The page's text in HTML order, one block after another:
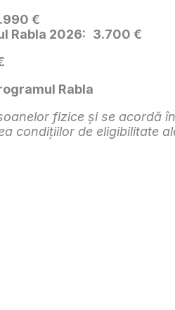
€
Rabla 2026: 3.700 €
Rabla
fizice și se acordă
condițiilor de eligibilitate